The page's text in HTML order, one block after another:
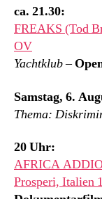
ca. 21.30:
FREAKS (Tod
OV
Yachtklub–
Samstag, 6.
Thema:
20 Uhr:
AFRICA ADDIO
Prosperi, Italien